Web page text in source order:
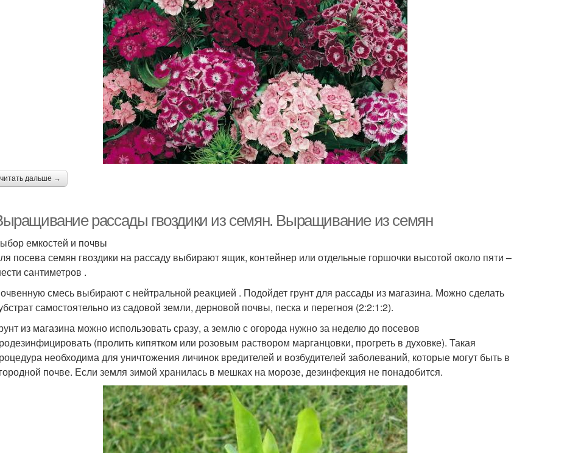
читать дальше →
рассады гвоздики из семян. Выращивание из семян
емкостей и почвы
посева семян гвоздики на рассаду выбирают ящик, контейнер или отдельные горшочки высотой около пяти –
сантиметров .
смесь выбирают с нейтральной реакцией . Подойдет грунт для рассады из магазина. Можно сделать
самостоятельно из садовой земли, дерновой почвы, песка и перегноя (2:2:1:2).
из магазина можно использовать сразу, а землю с огорода нужно за неделю до посевов
(пролить кипятком или розовым раствором марганцовки, прогреть в духовке). Такая
необходима для уничтожения личинок вредителей и возбудителей заболеваний, которые могут быть в
почве. Если земля зимой хранилась в мешках на морозе, дезинфекция не понадобится.